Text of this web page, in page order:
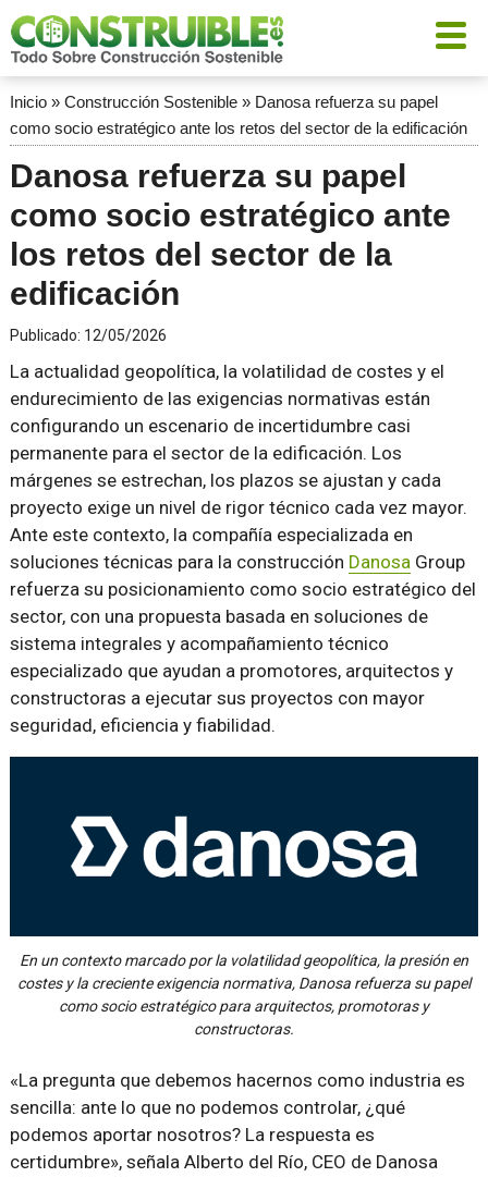
Inicio» Construcción Sostenible» Danosa refuerza su papel
como socio estratégico ante los retos del sector de la edificación
Danosa refuerza su papel
como socio estratégico ante
los retos del sector de la
edificación
Publicado: 12/05/2026
La actualidad geopolítica, la volatilidad de costes y el
endurecimiento de las exigencias normativas están
configurando un escenario de incertidumbre casi
permanente para el sector de la edificación. Los
márgenes se estrechan, los plazos se ajustan y cada
proyecto exige un nivel de rigor técnico cada vez mayor.
Ante este contexto, la compañía especializada en
soluciones técnicas para la construcción DanosaGroup
refuerza su posicionamiento como socio estratégico del
sector, con una propuesta basada en soluciones de
sistema integrales y acompañamiento técnico
especializado que ayudan a promotores, arquitectos y
constructoras a ejecutar sus proyectos con mayor
seguridad, eficiencia y fiabilidad.
En un contexto marcado por la volatilidad geopolítica, la presión en
costes y la creciente exigencia normativa, Danosa refuerza su papel
como socio estratégico para arquitectos, promotoras y
constructoras.
«La pregunta que debemos hacernos como industria es
sencilla: ante lo que no podemos controlar, ¿qué
podemos aportar nosotros? La respuesta es
certidumbre», señala Alberto del Río, CEO de Danosa